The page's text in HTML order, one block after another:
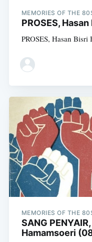
MEMORIES OF THE
PROSES,
PROSES, Hasan Bisri
MEMORIES OF THE
SANG
Hamamsoeri